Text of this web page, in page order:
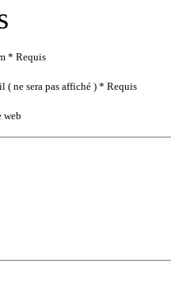
* Requis
( ne sera pas affiché ) * Requis
web